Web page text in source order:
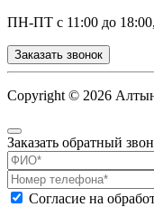
ПН-ПТ с 11:00 до
Заказать звонок
Copyright © 2026
Заказать обратный
Согласие на